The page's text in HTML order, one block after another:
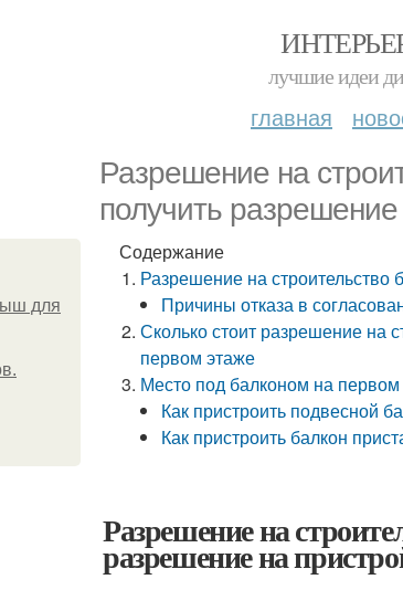
лучшие идеи
главная
Разрешение на
получить
для
Содержание
Разрешение на строительство
Причины отказа в
Сколько стоит разрешение на
первом этаже
Место под балконом на
Как пристроить подвесной
Как пристроить балкон
Разрешение на
разрешение на